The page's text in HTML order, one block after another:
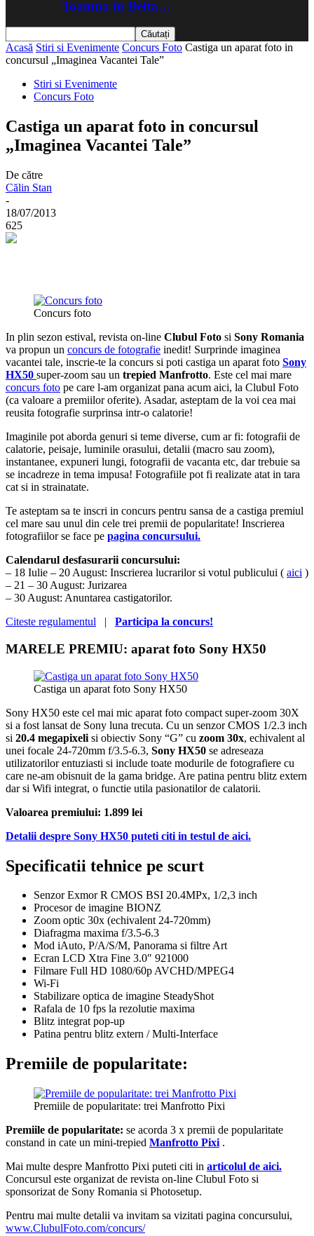
Toamna în Delta…
Acasă Stiri si Evenimente Concurs Foto Castiga un aparat foto in
concursul „Imaginea Vacantei Tale”
Stiri si Evenimente
Concurs Foto
Castiga un aparat foto in concursul
„Imaginea Vacantei Tale”
De către
Călin Stan
-
18/07/2013
625
Concurs foto
In plin sezon estival, revista on-line Clubul Foto si Sony Romania
va propun un concurs de fotografie inedit! Surprinde imaginea
vacantei tale, inscrie-te la concurs si poti castiga un aparat foto Sony
HX50 super-zoom sau un trepied Manfrotto. Este cel mai mare
concurs foto pe care l-am organizat pana acum aici, la Clubul Foto
(ca valoare a premiilor oferite). Asadar, asteptam de la voi cea mai
reusita fotografie surprinsa intr-o calatorie!
Imaginile pot aborda genuri si teme diverse, cum ar fi: fotografii de
calatorie, peisaje, luminile orasului, detalii (macro sau zoom),
instantanee, expuneri lungi, fotografii de vacanta etc, dar trebuie sa
se incadreze in tema impusa! Fotografiile pot fi realizate atat in tara
cat si in strainatate.
Te asteptam sa te inscri in concurs pentru sansa de a castiga premiul
cel mare sau unul din cele trei premii de popularitate! Inscrierea
fotografiilor se face pe pagina concursului.
Calendarul desfasurarii concursului:
– 18 Iulie – 20 August: Inscrierea lucrarilor si votul publicului ( aici )
– 21 – 30 August: Jurizarea
– 30 August: Anuntarea castigatorilor.
Citeste regulamentul | Participa la concurs!
MARELE PREMIU: aparat foto Sony HX50
Castiga un aparat foto Sony HX50
Sony HX50 este cel mai mic aparat foto compact super-zoom 30X
si a fost lansat de Sony luna trecuta. Cu un senzor CMOS 1/2.3 inch
si 20.4 megapixeli si obiectiv Sony “G” cu zoom 30x, echivalent al
unei focale 24-720mm f/3.5-6.3, Sony HX50 se adreseaza
utilizatorilor entuziasti si include toate modurile de fotografiere cu
care ne-am obisnuit de la gama bridge. Are patina pentru blitz extern
dar si Wifi integrat, o functie utila pasionatilor de calatorii.
Valoarea premiului: 1.899 lei
Detalii despre Sony HX50 puteti citi in testul de aici.
Specificatii tehnice pe scurt
Senzor Exmor R CMOS BSI 20.4MPx, 1/2,3 inch
Procesor de imagine BIONZ
Zoom optic 30x (echivalent 24-720mm)
Diafragma maxima f/3.5-6.3
Mod iAuto, P/A/S/M, Panorama si filtre Art
Ecran LCD Xtra Fine 3.0″ 921000
Filmare Full HD 1080/60p AVCHD/MPEG4
Wi-Fi
Stabilizare optica de imagine SteadyShot
Rafala de 10 fps la rezolutie maxima
Blitz integrat pop-up
Patina pentru blitz extern / Multi-Interface
Premiile de popularitate:
Premiile de popularitate: trei Manfrotto Pixi
Premiile de popularitate: se acorda 3 x premii de popularitate
constand in cate un mini-trepied Manfrotto Pixi .
Mai multe despre Manfrotto Pixi puteti citi in articolul de aici.
Concursul este organizat de revista on-line Clubul Foto si
sponsorizat de Sony Romania si Photosetup.
Pentru mai multe detalii va invitam sa vizitati pagina concursului,
www.ClubulFoto.com/concurs/